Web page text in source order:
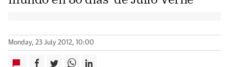
Monday, 23 July 2012, 10:00